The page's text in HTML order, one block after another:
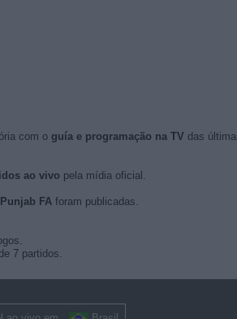
com o guía e programação na TV das
ao vivo pela mídia oficial.
FAforam publicadas.
7 partidos.